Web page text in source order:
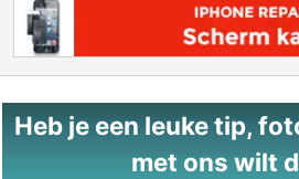
Heb je een leuke tip,
met ons wilt